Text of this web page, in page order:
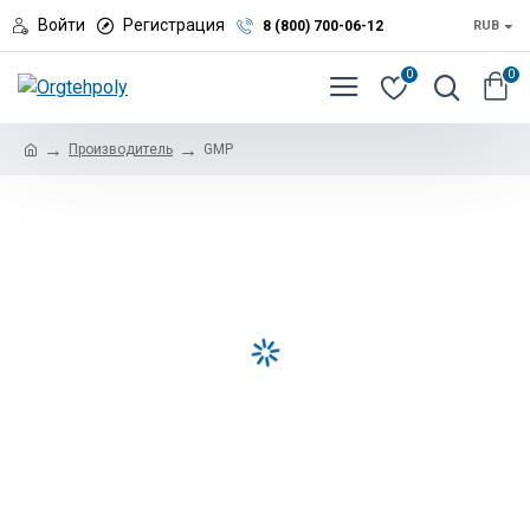
Войти Регистрация 8 (800) 700-06-12 RUB
0 0
Производитель GMP